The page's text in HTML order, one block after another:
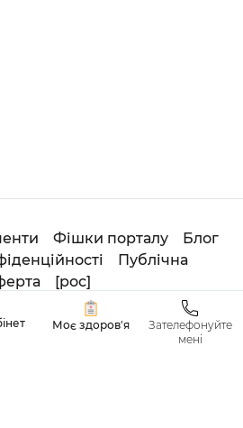
Моє здоров'я
Зателефонуйте
мені
Фішки порталу
Блог
Публічна
[рос]
ADHOYOGA. All Rights